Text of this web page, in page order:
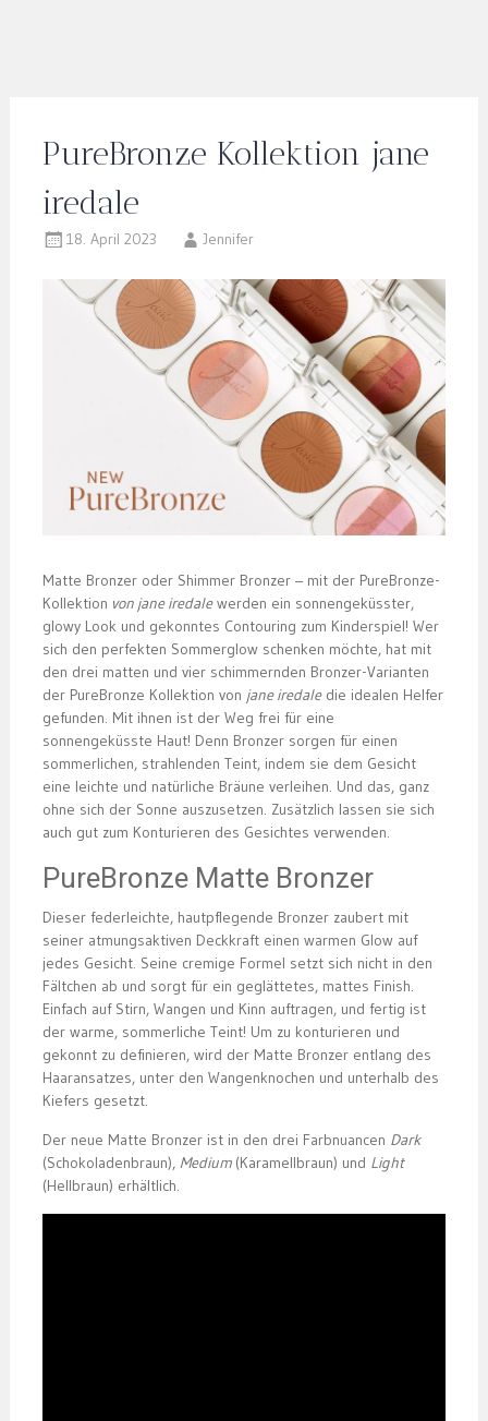
PureBronze Kollektion jane
iredale
18. April 2023 Jennifer
Matte Bronzer oder Shimmer Bronzer – mit der PureBronze-
Kollektion von jane iredalewerden ein sonnengeküsster,
glowy Look und gekonntes Contouring zum Kinderspiel! Wer
sich den perfekten Sommerglow schenken möchte, hat mit
den drei matten und vier schimmernden Bronzer-Varianten
der PureBronze Kollektion von jane iredaledie idealen Helfer
gefunden. Mit ihnen ist der Weg frei für eine
sonnengeküsste Haut! Denn Bronzer sorgen für einen
sommerlichen, strahlenden Teint, indem sie dem Gesicht
eine leichte und natürliche Bräune verleihen. Und das, ganz
ohne sich der Sonne auszusetzen. Zusätzlich lassen sie sich
auch gut zum Konturieren des Gesichtes verwenden.
PureBronze Matte Bronzer
Dieser federleichte, hautpflegende Bronzer zaubert mit
seiner atmungsaktiven Deckkraft einen warmen Glow auf
jedes Gesicht. Seine cremige Formel setzt sich nicht in den
Fältchen ab und sorgt für ein geglättetes, mattes Finish.
Einfach auf Stirn, Wangen und Kinn auftragen, und fertig ist
der warme, sommerliche Teint! Um zu konturieren und
gekonnt zu definieren, wird der Matte Bronzer entlang des
Haaransatzes, unter den Wangenknochen und unterhalb des
Kiefers gesetzt.
Der neue Matte Bronzer ist in den drei Farbnuancen Dark
(Schokoladenbraun), Medium (Karamellbraun) und Light
(Hellbraun) erhältlich.